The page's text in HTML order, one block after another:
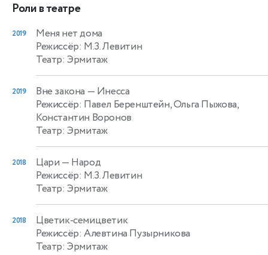
Роли в театре
2019
Меня нет дома
Режиссёр: М.З. Левитин
Театр: Эрмитаж
2019 Вне закона — Инесса
Режиссёр: Павел Беренштейн, Ольга Пыжова,
Константин Воронов
Театр: Эрмитаж
2018 Цари — Народ
Режиссёр: М.З. Левитин
Театр: Эрмитаж
2018
Цветик-семицветик
Режиссёр: Алевтина Пузырникова
Театр: Эрмитаж